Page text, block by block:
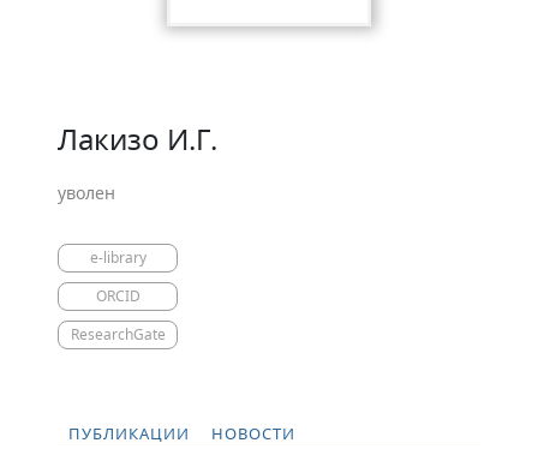
Лакизо И.Г.
уволен
e-library
ORCID
ResearchGate
ПУБЛИКАЦИИ НОВОСТИ